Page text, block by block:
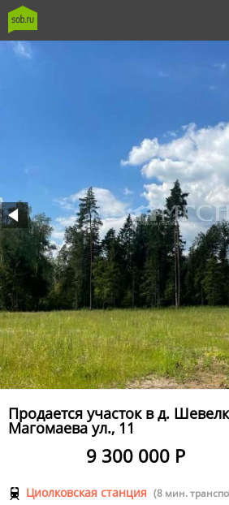
Продается участок в д.
Магомаева ул., 11
9 300 000 Р
Циолковская станция (8 мин.